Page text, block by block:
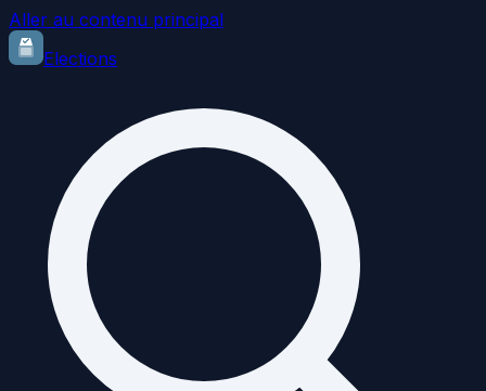
Aller au contenu principal
Elections